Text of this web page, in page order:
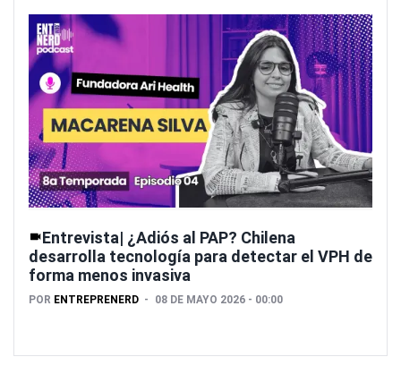
Entrevista| ¿Adiós al PAP? Chilena
desarrolla tecnología para detectar el VPH de
forma menos invasiva
POR ENTREPRENERD 08 DE MAYO 2026 - 00:00